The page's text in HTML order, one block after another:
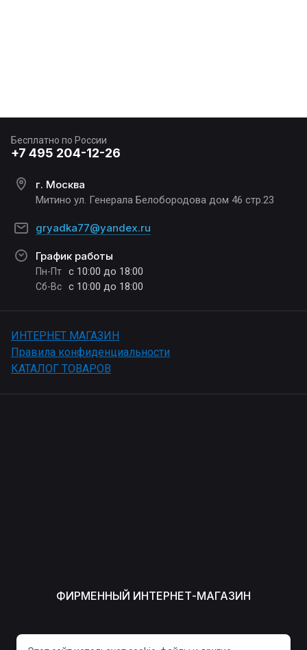
Бесплатно по России
+7 495 204-12-26
г. Москва
Митино ул. Генерала Белобородова дом 46 стр.23
gryadka77@yandex.ru
График работы
Пн-Пт с 10:00 до 18:00
Сб-Вс с 10:00 до 18:00
ИНТЕРНЕТ МАГАЗИН
Правила конфиденциальности
КАТАЛОГ ТОВАРОВ
ФИРМЕННЫЙ ИНТЕРНЕТ-МАГАЗИН